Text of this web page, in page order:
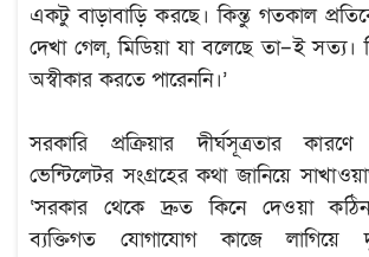
একটু বাড়াবাড়ি করছে। কিন্তু গতকাল
দেখা গেল, মিডিয়া যা বলেছে তা–ই সত্য।
অস্বীকার করতে পারেননি।’
সরকারি প্রক্রিয়ার দীর্ঘসূত্রতার
ভেন্টিলেটর সংগ্রহের কথা জানিয়ে
‘সরকার থেকে দ্রুত কিনে দেওয়া
ব্যক্তিগত যোগাযোগ কাজে